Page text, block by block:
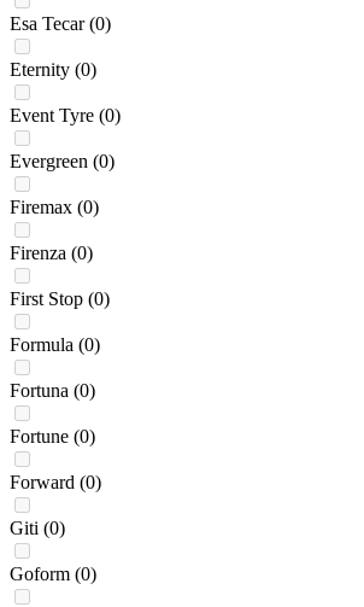
Esa Tecar (0)
Eternity (0)
Event Tyre (0)
Evergreen (0)
Firemax (0)
Firenza (0)
First Stop (0)
Formula (0)
Fortuna (0)
Fortune (0)
Forward (0)
Giti (0)
Goform (0)